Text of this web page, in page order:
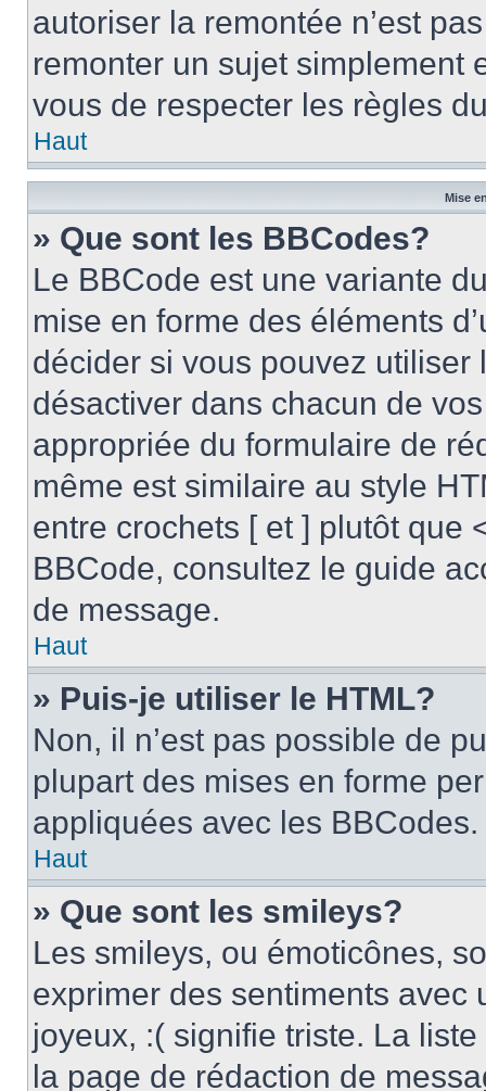
autoriser la remontée n’est
remonter un sujet simplement
vous de respecter les règles
Haut
Mise
» Que sont les BBCodes?
Le BBCode est une variante
mise en forme des éléments
décider si vous pouvez
désactiver dans chacun de
appropriée du formulaire de
même est similaire au style
entre crochets [ et ] plutôt que
BBCode, consultez le guide
de message.
Haut
» Puis-je utiliser le HTML?
Non, il n’est pas possible de
plupart des mises en forme
appliquées avec les BBCodes.
Haut
» Que sont les smileys?
Les smileys, ou émoticônes,
exprimer des sentiments avec
joyeux, :( signifie triste. La
la page de rédaction de